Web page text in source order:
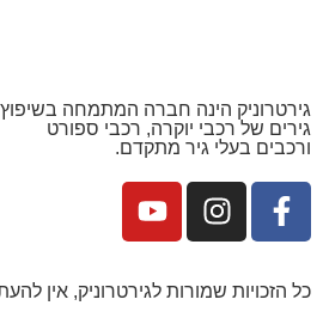
גירטרוניק הינה חברה המתמחה בשיפוץ
גירים של רכבי יוקרה, רכבי ספורט
ורכבים בעלי גיר מתקדם.
כל הזכויות שמורות לגירטרוניק, אין